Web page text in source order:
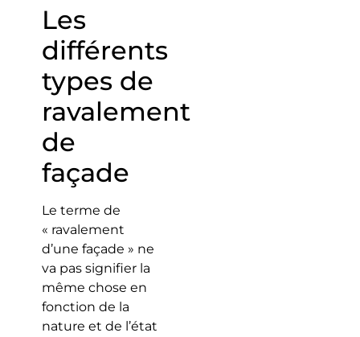
Les
différents
types de
ravalement
de
façade
Le terme de
« ravalement
d’une façade » ne
va pas signifier la
même chose en
fonction de la
nature et de l’état